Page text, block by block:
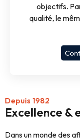
objectifs.
qualité, le
Depuis 1982
Excellence &
Dans un monde des